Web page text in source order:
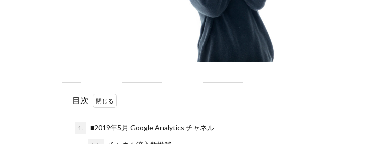
目次
1. ■2019年5月 Google Analytics チャネル